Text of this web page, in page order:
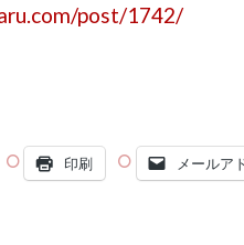
post/1742/
印刷 メールア